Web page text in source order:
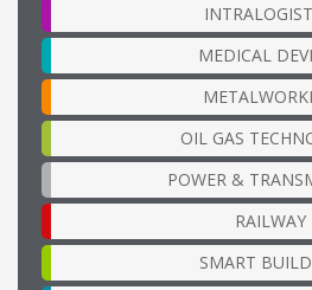
MEDICAL
OIL GAS
POWER &
RAILWAY
SMART